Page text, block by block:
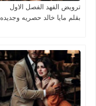
ترويض الفهد الفصل الاول
بقلم مايا خالد حصريه وجديده